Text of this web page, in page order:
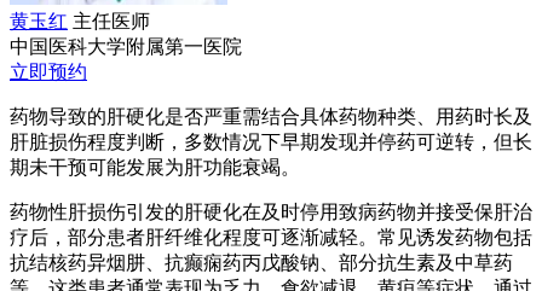
黄玉红 主任医师
中国医科大学附属第一医院
立即预约
药物导致的肝硬化是否严重需结合具体药物种类、用药时长及
肝脏损伤程度判断，多数情况下早期发现并停药可逆转，但长
期未干预可能发展为肝功能衰竭。
药物性肝损伤引发的肝硬化在及时停用致病药物并接受保肝治
疗后，部分患者肝纤维化程度可逐渐减轻。常见诱发药物包括
抗结核药异烟肼、抗癫痫药丙戊酸钠、部分抗生素及中草药